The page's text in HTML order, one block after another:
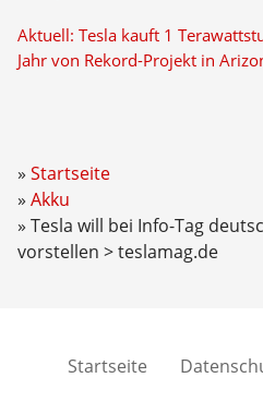
Aktuell: Tesla kauft 1
Jahr von Rekord-Projekt in
Startseite
Akku
Tesla will bei Info-Tag
vorstellen > teslamag.de
Startseite